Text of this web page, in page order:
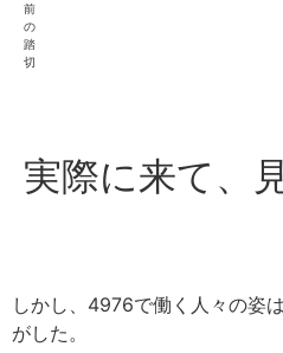
前
の
踏
切
実際に来て、
しかし、 4976で働く人々の姿
がした。